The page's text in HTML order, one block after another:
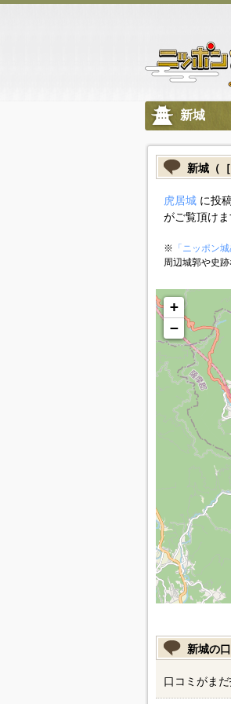
新城
新城（
虎居城に投
がご覧頂けま
※ 「ニッポン
周辺城郭や史
+
−
新城の
口コミがまだ